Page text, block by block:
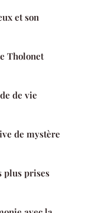
et son
Tholonet
de vie
de mystère
plus prises